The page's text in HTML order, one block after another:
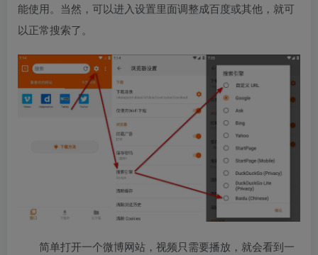
能使用。当然，可以进入设置里面调整成百度或其他，就可
以正常搜索了。
简单打开一个微博网站，视频只需要播放，就会看到一